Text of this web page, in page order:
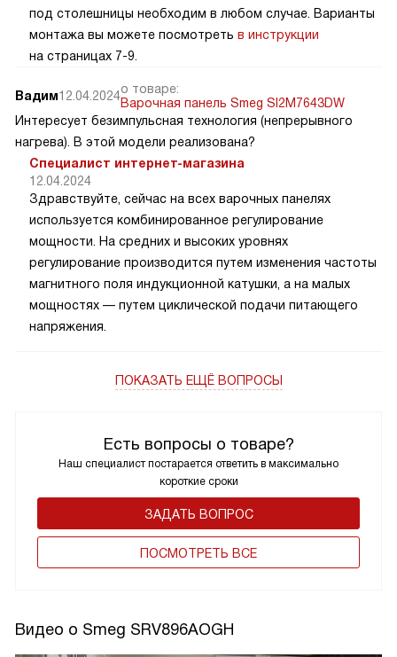
Есть вопросы о товаре?
Наш специалист постарается ответить в максимально
короткие сроки
ЗАДАТЬ ВОПРОС
ПОCМОТРЕТЬ ВСЕ
под столешницы необходим в любом случае. Варианты
монтажа вы можете посмотреть в инструкции
на страницах 7-9.
Вадим12.04.2024о товаре:
Варочная панель Smeg SI2M7643DW
Интересует безимпульсная технология (непрерывного
нагрева). В этой модели реализована?
Специалист интернет-магазина
12.04.2024
Здравствуйте, сейчас на всех варочных панелях
используется комбинированное регулирование
мощности. На средних и высоких уровнях
регулирование производится путем изменения частоты
магнитного поля индукционной катушки, а на малых
мощностях — путем циклической подачи питающего
напряжения.
ПОКАЗАТЬ ЕЩЁ ВОПРОСЫ
Видео о Smeg SRV896AOGH